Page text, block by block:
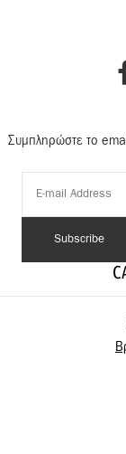
Συμπληρώστε το